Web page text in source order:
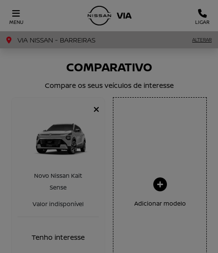
MENU LIGAR
VIA NISSAN - BARREIRAS ALTERAR
COMPARATIVO
Compare os seus veículos de interesse
Novo Nissan Kait
Sense
Valor indisponível
Tenho interesse
Adicionar modelo